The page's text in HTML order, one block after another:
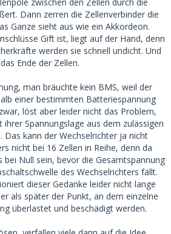
Dann zerren die Zellenverbinder die
Ganze sieht aus wie ein Akkordeon.
Gift ist, liegt auf der Hand, denn
werden sie schnell undicht. Und
Ende der Zellen.
man bräuchte kein BMS, weil der
einer bestimmten Batteriespannung
löst aber leider nicht das Problem,
Spannungslage aus dem zulässigen
Das kann der Wechselrichter ja nicht
nicht bei 16 Zellen in Reihe, denn da
bei Null sein, bevor die Gesamtspannung
des Wechselrichters fällt.
dieser Gedanke leider nicht lange
als später der Punkt, an dem einzelne
überlastet und beschädigt werden.